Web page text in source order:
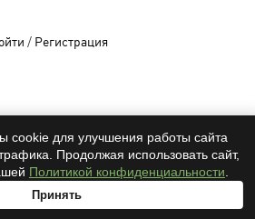
/ Регистрация
2009-2026©
права защищены
cookie для улучшения работы сайта
Продолжая использовать сайт,
Политикой конфиденциальности
Принять